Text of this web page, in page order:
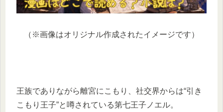
（※画像はオリジナル作成されたイメージです）
王族でありながら離宮にこもり、社交界からは“引き
こもり王子”と噂されている第七王子ノエル。